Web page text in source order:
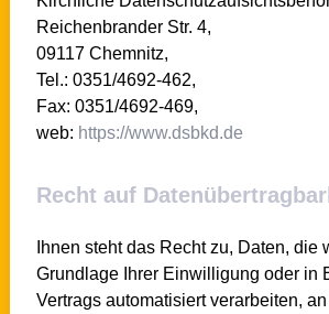
Reichenbrander Str. 4,
09117 Chemnitz,
Tel.: 0351/4692-462,
Fax: 0351/4692-469,
web: https://www.dsbkd.de
Recht auf
Ihnen steht das Recht zu, Daten, die
Grundlage Ihrer Einwilligung oder in
Vertrags automatisiert verarbeiten,